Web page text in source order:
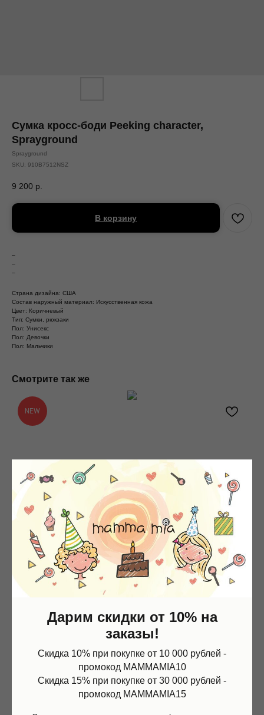
Сумка кросс-боди Peeking character,
Sprayground
Sprayground
SKU: 910B7512NSZ
9 200 р.
В корзину
–
–
–
Страна дизайна: США
Состав наружный материал: Искусственная кожа
Цвет: Коричневый
Тип: Сумки, рюкзаки
Пол: Унисекс
Пол: Девочки
Пол: Мальчики
Смотрите так же
NEW
Дарим скидки от 10% на
заказы!
Скидка 10% при покупке от 10 000 рублей -
промокод MAMMAMIA10
Скидка 15% при покупке от 30 000 рублей -
промокод MAMMAMIA15